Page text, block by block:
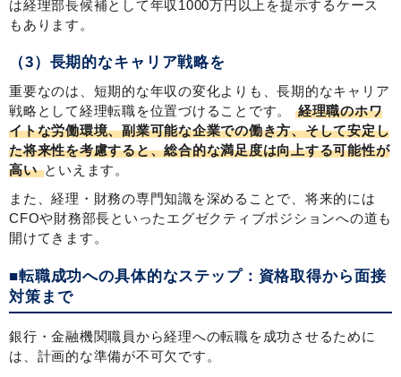
は経理部長候補として年収1000万円以上を提示するケース
もあります。
（3）長期的なキャリア戦略を
重要なのは、短期的な年収の変化よりも、長期的なキャリア
戦略として経理転職を位置づけることです。
経理職のホワ
イトな労働環境、副業可能な企業での働き方、そして安定し
た将来性を考慮すると、総合的な満足度は向上する可能性が
高い といえます。
また、経理・財務の専門知識を深めることで、将来的には
CFOや財務部長といったエグゼクティブポジションへの道も
開けてきます。
■転職成功への具体的なステップ：資格取得から面接
対策まで
銀行・金融機関職員から経理への転職を成功させるために
は、計画的な準備が不可欠です。